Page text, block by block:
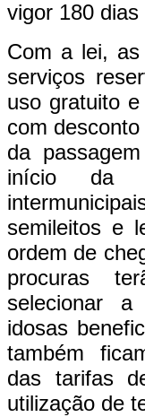
vigor 180
Com a lei, as
serviços
uso gratuito
com
da
início da
semileitos e
ordem de
procuras
selecionar a
idosas
também
das tarifas
utilização de